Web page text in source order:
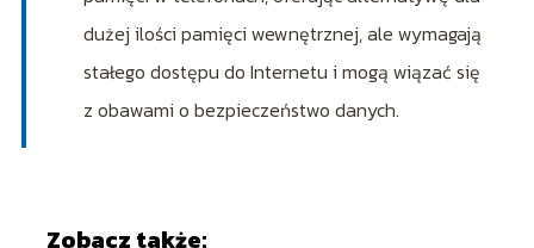
dużej ilości pamięci wewnętrznej, ale wymagają
stałego dostępu do Internetu i mogą wiązać się
z obawami o bezpieczeństwo danych.
Zobacz także: